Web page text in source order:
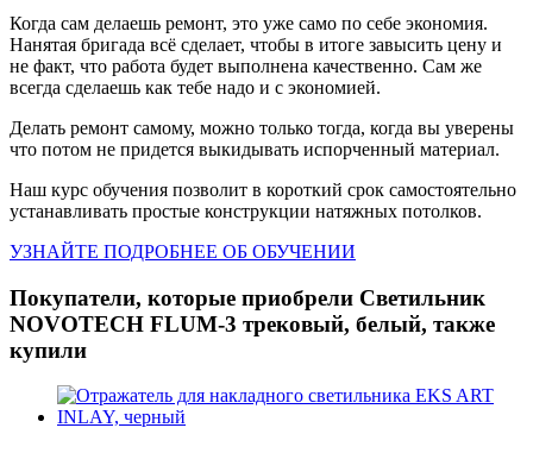
Когда сам делаешь ремонт, это уже само по себе экономия.
Нанятая бригада всё сделает, чтобы в итоге завысить цену и
не факт, что работа будет выполнена качественно. Сам же
всегда сделаешь как тебе надо и с экономией.
Делать ремонт самому, можно только тогда, когда вы уверены
что потом не придется выкидывать испорченный материал.
Наш курс обучения позволит в короткий срок самостоятельно
устанавливать простые конструкции натяжных потолков.
УЗНАЙТЕ ПОДРОБНЕЕ ОБ ОБУЧЕНИИ
Покупатели, которые приобрели Светильник
NOVOTECH FLUM-3 трековый, белый, также
купили